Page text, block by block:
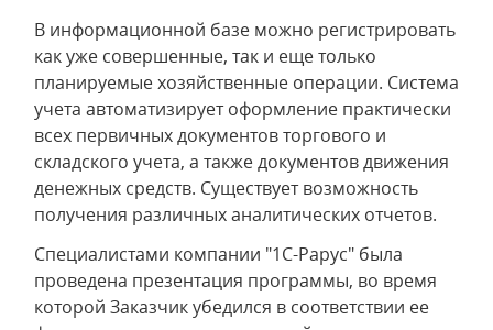
В информационной базе можно регистрировать
как уже совершенные, так и еще только
планируемые хозяйственные операции. Система
учета автоматизирует оформление практически
всех первичных документов торгового и
складского учета, а также документов движения
денежных средств. Существует возможность
получения различных аналитических отчетов.
Специалистами компании "1С-Рарус" была
проведена презентация программы, во время
которой Заказчик убедился в соответствии ее